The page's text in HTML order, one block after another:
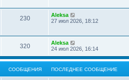
230
Aleksa
27 июл 2026, 18:12
320
Aleksa
24 июл 2026, 16:14
СООБЩЕНИЯ ПОСЛЕДНЕЕ СООБЩЕНИЕ